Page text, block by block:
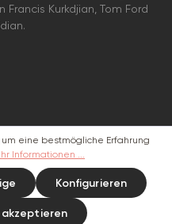
Francis Kurkdjian, Tom Ford
eine bestmögliche Erfahrung
Informationen ...
Konfigurieren